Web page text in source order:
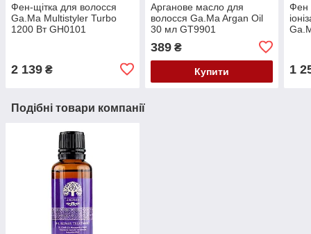
Фен-щітка для волосся
Ga.Ma Multistyler Turbo
1200 Вт GH0101
2 139 ₴
Арганове масло для
волосся Ga.Ma Argan Oil
30 мл GT9901
389₴
Купити
Фен
1
Подібні товари компанії